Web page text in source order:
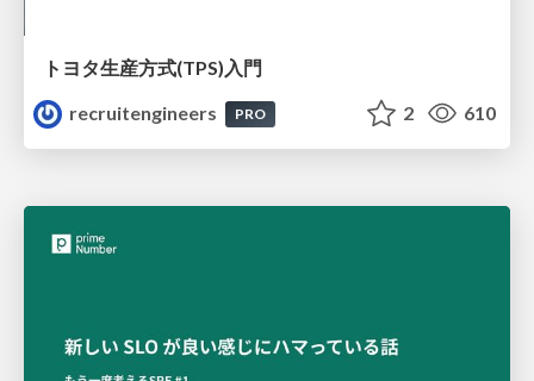
トヨタ⽣産⽅式(TPS)⼊⾨
recruitengineers
PRO 2 610